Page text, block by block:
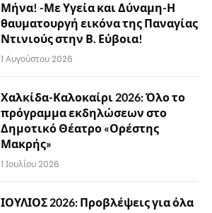
Μήνα! -Με Υγεία και Δύναμη-Η
θαυματουργή εικόνα της Παναγίας
Ντινιούς στην Β. Εύβοια!
1 Αυγούστου 2026
Χαλκίδα-Καλοκαίρι 2026: Όλο το
πρόγραμμα εκδηλώσεων στο
Δημοτικό Θέατρο «Ορέστης
Μακρής»
1 Ιουλίου 2026
ΙΟΥΛΙΟΣ 2026: Προβλέψεις για όλα